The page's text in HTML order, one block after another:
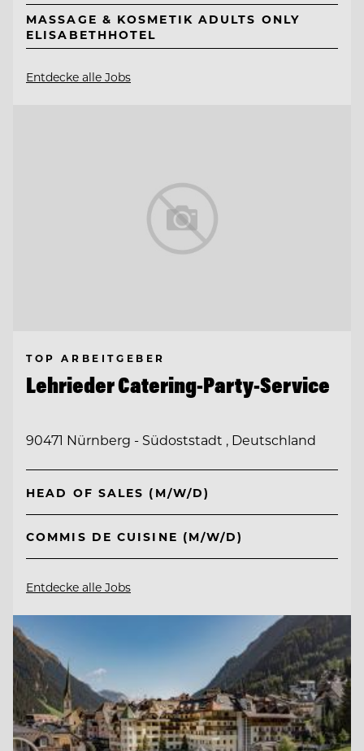
MASSAGE & KOSMETIK ADULTS ONLY
ELISABETHHOTEL
Entdecke alle Jobs
TOP ARBEITGEBER
Lehrieder Catering-Party-Service
90471 Nürnberg - Südoststadt , Deutschland
HEAD OF SALES (M/W/D)
COMMIS DE CUISINE (M/W/D)
Entdecke alle Jobs